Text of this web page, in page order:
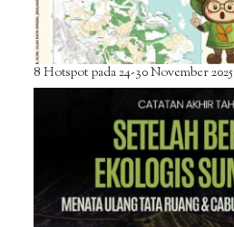
8 Hotspot pada 24-30 November 2025